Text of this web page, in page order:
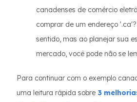
canadenses de comércio
comprar de um endereço
sentido, mas ao planejar sua
mercado, você pode não se
Para continuar com o exemplo
uma leitura rápida sobre 3